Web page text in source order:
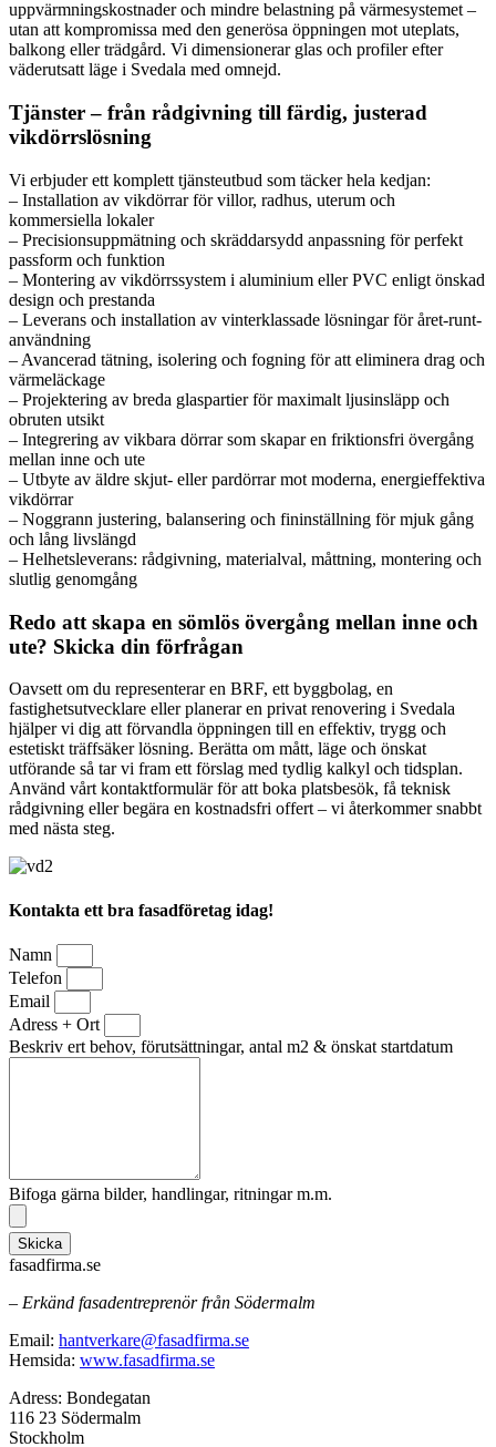
uppvärmningskostnader och mindre belastning på värmesystemet –
utan att kompromissa med den generösa öppningen mot uteplats,
balkong eller trädgård. Vi dimensionerar glas och profiler efter
väderutsatt läge i Svedala med omnejd.
Tjänster – från rådgivning till färdig, justerad
vikdörrslösning
Vi erbjuder ett komplett tjänsteutbud som täcker hela kedjan:
– Installation av vikdörrar för villor, radhus, uterum och
kommersiella lokaler
– Precisionsuppmätning och skräddarsydd anpassning för perfekt
passform och funktion
– Montering av vikdörrssystem i aluminium eller PVC enligt önskad
design och prestanda
– Leverans och installation av vinterklassade lösningar för året-runt-
användning
– Avancerad tätning, isolering och fogning för att eliminera drag och
värmeläckage
– Projektering av breda glaspartier för maximalt ljusinsläpp och
obruten utsikt
– Integrering av vikbara dörrar som skapar en friktionsfri övergång
mellan inne och ute
– Utbyte av äldre skjut- eller pardörrar mot moderna, energieffektiva
vikdörrar
– Noggrann justering, balansering och fininställning för mjuk gång
och lång livslängd
– Helhetsleverans: rådgivning, materialval, måttning, montering och
slutlig genomgång
Redo att skapa en sömlös övergång mellan inne och
ute? Skicka din förfrågan
Oavsett om du representerar en BRF, ett byggbolag, en
fastighetsutvecklare eller planerar en privat renovering i Svedala
hjälper vi dig att förvandla öppningen till en effektiv, trygg och
estetiskt träffsäker lösning. Berätta om mått, läge och önskat
utförande så tar vi fram ett förslag med tydlig kalkyl och tidsplan.
Använd vårt kontaktformulär för att boka platsbesök, få teknisk
rådgivning eller begära en kostnadsfri offert – vi återkommer snabbt
med nästa steg.
Kontakta ett bra fasadföretag idag!
Namn
Telefon
Email
Adress + Ort
Beskriv ert behov, förutsättningar, antal m2 & önskat startdatum
Bifoga gärna bilder, handlingar, ritningar m.m.
Skicka
fasadfirma.se
– Erkänd fasadentreprenör från Södermalm
Email: hantverkare@fasadfirma.se
Hemsida: www.fasadfirma.se
Adress: Bondegatan
116 23 Södermalm
Stockholm